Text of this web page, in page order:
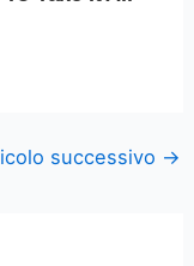
successivo →